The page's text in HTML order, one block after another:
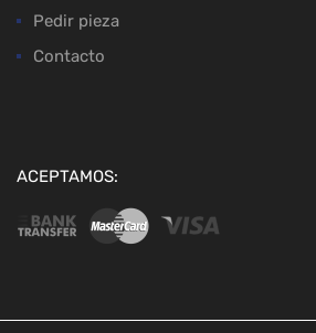
Pedir pieza
Contacto
ACEPTAMOS: